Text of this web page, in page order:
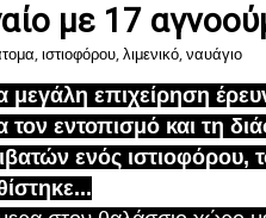
με 17
, ιστιοφόρου, λιμενικό, ναυάγιο
μεγάλη επιχείρηση
τον εντοπισμό και τη
ενός ιστιοφόρου,